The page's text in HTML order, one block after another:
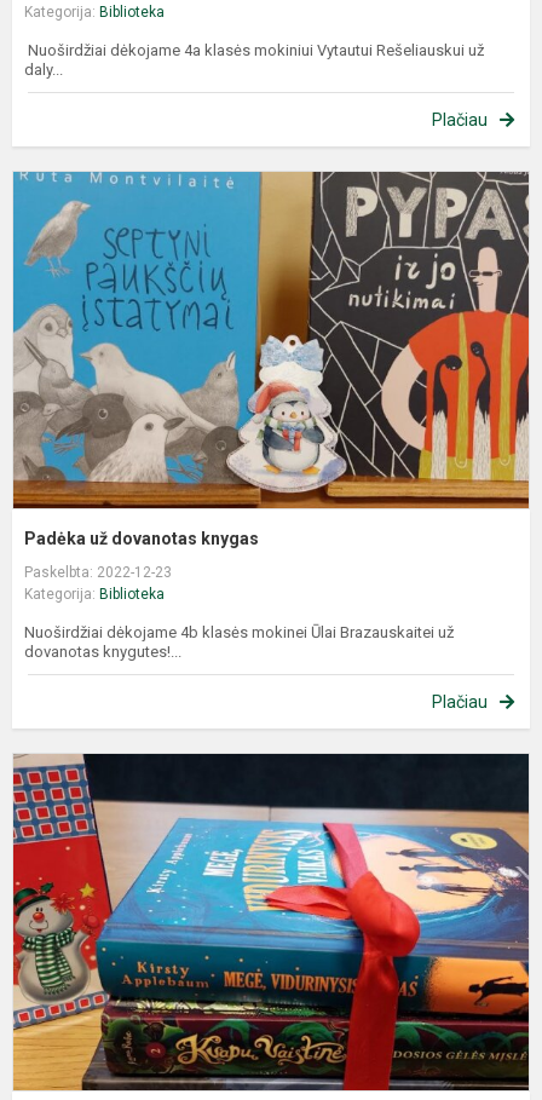
Kategorija: Biblioteka
Nuoširdžiai dėkojame 4a klasės mokiniui Vytautui Rešeliauskui už
daly...
Plačiau
Padėka už dovanotas knygas
Paskelbta: 2022-12-23
Kategorija: Biblioteka
Nuoširdžiai dėkojame 4b klasės mokinei Ūlai Brazauskaitei už
dovanotas knygutes!...
Plačiau